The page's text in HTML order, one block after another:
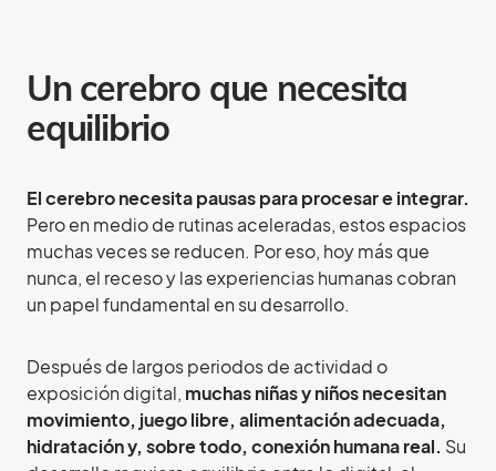
Un cerebro que necesita
equilibrio
El cerebro necesita pausas para procesar e integrar.
Pero en medio de rutinas aceleradas, estos espacios
muchas veces se reducen. Por eso, hoy más que
nunca, el receso y las experiencias humanas cobran
un papel fundamental en su desarrollo.
Después de largos periodos de actividad o
exposición digital, muchas niñas y niños necesitan
movimiento, juego libre, alimentación adecuada,
hidratación y, sobre todo, conexión humana real. Su